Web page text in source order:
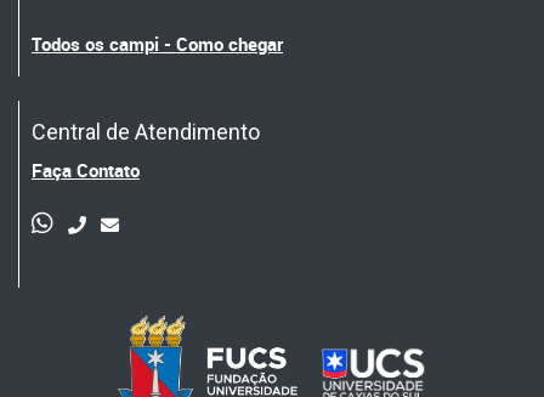
Todos os campi - Como chegar
Central de Atendimento
Faça Contato